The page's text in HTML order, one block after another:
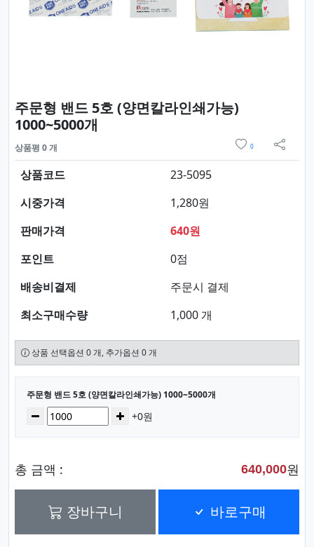
주문형 밴드 5호 (양면칼라인쇄가능)
1000~5000개
상품평 0 개 0
sns 공
상품코드
23-5095
시중가격
1,280원
판매가격
640원
포인트
0점
배송비결제
주문시 결제
최소구매수량
1,000 개
상품 선택옵션 0 개, 추가옵션 0 개
선택된 옵션
주문형 밴드 5호 (양면칼라인쇄가능) 1000~5000개
수량감소 증가+0원
총 금액 : 640,000원
장바구니 바로구매